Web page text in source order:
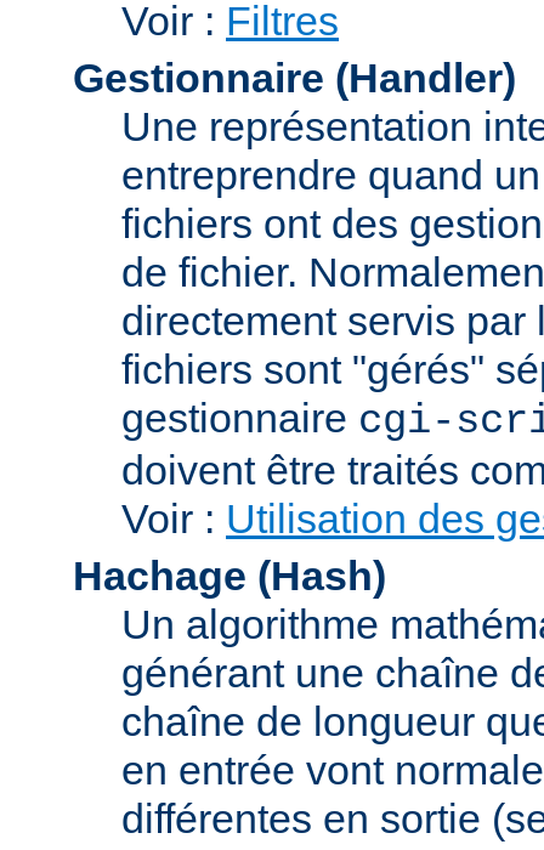
Voir : Filtres
Gestionnaire (Handler)
Une représentation
entreprendre quand
fichiers ont des
de fichier.
directement servis par
fichiers sont "gérés"
gestionnaire cgi-
doivent être traités
Voir : Utilisation des
Hachage (Hash)
Un algorithme
générant une chaîne
chaîne de longueur
en entrée vont
différentes en sortie